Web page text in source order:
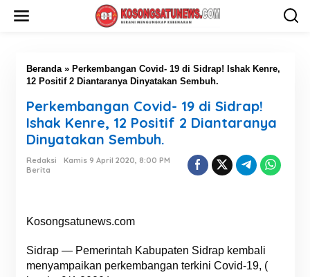
Beranda» Perkembangan Covid- 19 di Sidrap! Ishak Kenre,
12 Positif 2 Diantaranya Dinyatakan Sembuh.
Perkembangan Covid- 19 di Sidrap!
Ishak Kenre, 12 Positif 2 Diantaranya
Dinyatakan Sembuh.
Redaksi
Kamis 9 April 2020, 8:00 PM
Berita
Kosongsatunews.com
Sidrap — Pemerintah Kabupaten Sidrap kembali
menyampaikan perkembangan terkini Covid-19, (